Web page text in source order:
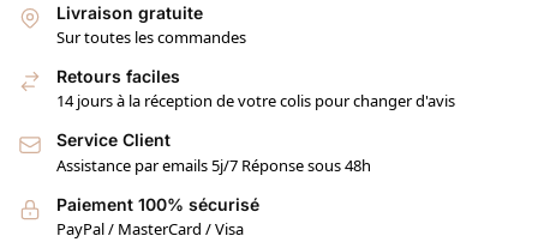
Livraison gratuite
Sur toutes les commandes
Retours faciles
14 jours à la réception de votre colis pour changer d'avis
Service Client
Assistance par emails 5j/7 Réponse sous 48h
Paiement 100% sécurisé
PayPal / MasterCard / Visa